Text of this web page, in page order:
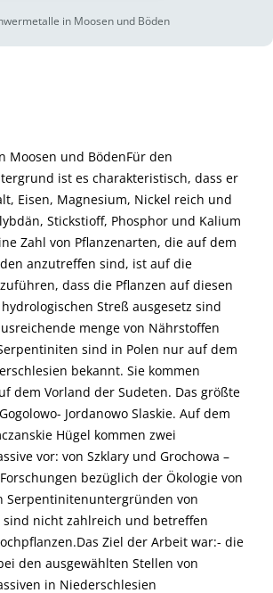
in Moosen und Böden
Moosen und BödenFür den
ist es charakteristisch, dass er
Eisen, Magnesium, Nickel reich und
Stickstioff, Phosphor und Kalium
Zahl von Pflanzenarten, die auf dem
anzutreffen sind, ist auf die
dass die Pflanzen auf diesen
Streß ausgesetz sind
menge von Nährstoffen
sind in Polen nur auf dem
bekannt. Sie kommen
dem Vorland der Sudeten. Das größte
Jordanowo Slaskie. Auf dem
Hügel kommen zwei
vor: von Szklary und Grochowa –
bezüglich der Ökologie von
Serpentinitenuntergründen von
sind nicht zahlreich und betreffen
Ziel der Arbeit war:- die
den ausgewählten Stellen von
in Niederschlesien